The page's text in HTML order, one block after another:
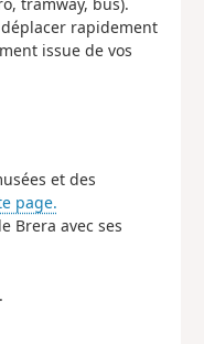
rapidement
issue de vos
et des
page.
Brera avec ses